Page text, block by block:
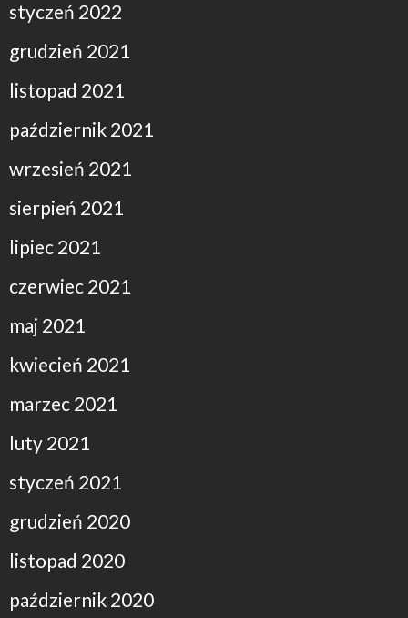
styczeń 2022
grudzień 2021
listopad 2021
październik 2021
wrzesień 2021
sierpień 2021
lipiec 2021
czerwiec 2021
maj 2021
kwiecień 2021
marzec 2021
luty 2021
styczeń 2021
grudzień 2020
listopad 2020
październik 2020